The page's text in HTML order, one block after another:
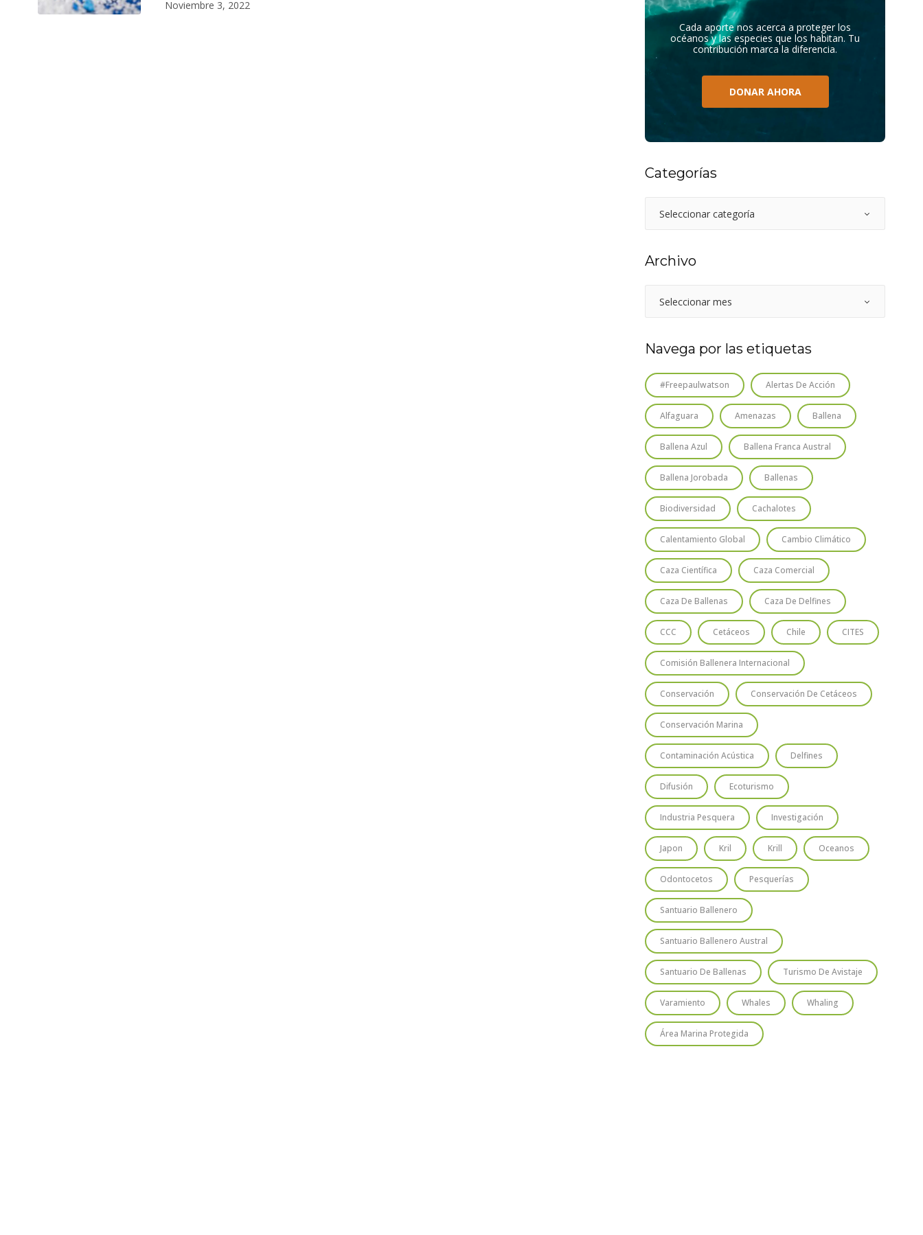
Noviembre 3, 2022
Cada aporte nos acerca a proteger los
océanos y las especies que los habitan. Tu
contribución marca la diferencia.
DONAR AHORA
Categorías
Archivo
Navega por las etiquetas
#freepaulwatson Alertas De Acción
Alfaguara Amenazas Ballena
Ballena Azul Ballena Franca Austral
Ballena Jorobada Ballenas
Biodiversidad Cachalotes
Calentamiento Global Cambio Climático
Caza Científica Caza Comercial
Caza De Ballenas Caza De Delfines
CCC Cetáceos Chile CITES
Comisión Ballenera Internacional
Conservación Conservación De Cetáceos
Conservación Marina
Contaminación Acústica Delfines
Difusión Ecoturismo
Industria Pesquera Investigación
Japon Kril Krill Oceanos
Odontocetos Pesquerías
Santuario Ballenero
Santuario Ballenero Austral
Santuario De Ballenas Turismo De Avistaje
Varamiento Whales Whaling
Área Marina Protegida